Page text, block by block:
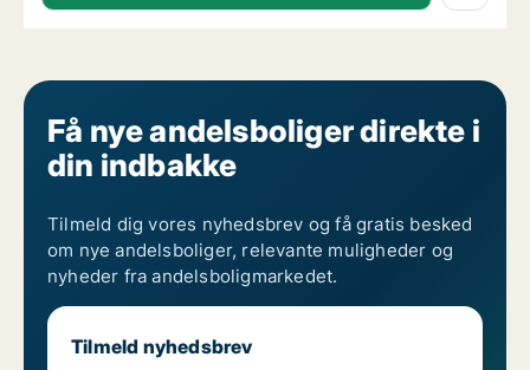
Få nye andelsboliger direkte i
din indbakke
Tilmeld dig vores nyhedsbrev og få gratis besked
om nye andelsboliger, relevante muligheder og
nyheder fra andelsboligmarkedet.
Tilmeld nyhedsbrev